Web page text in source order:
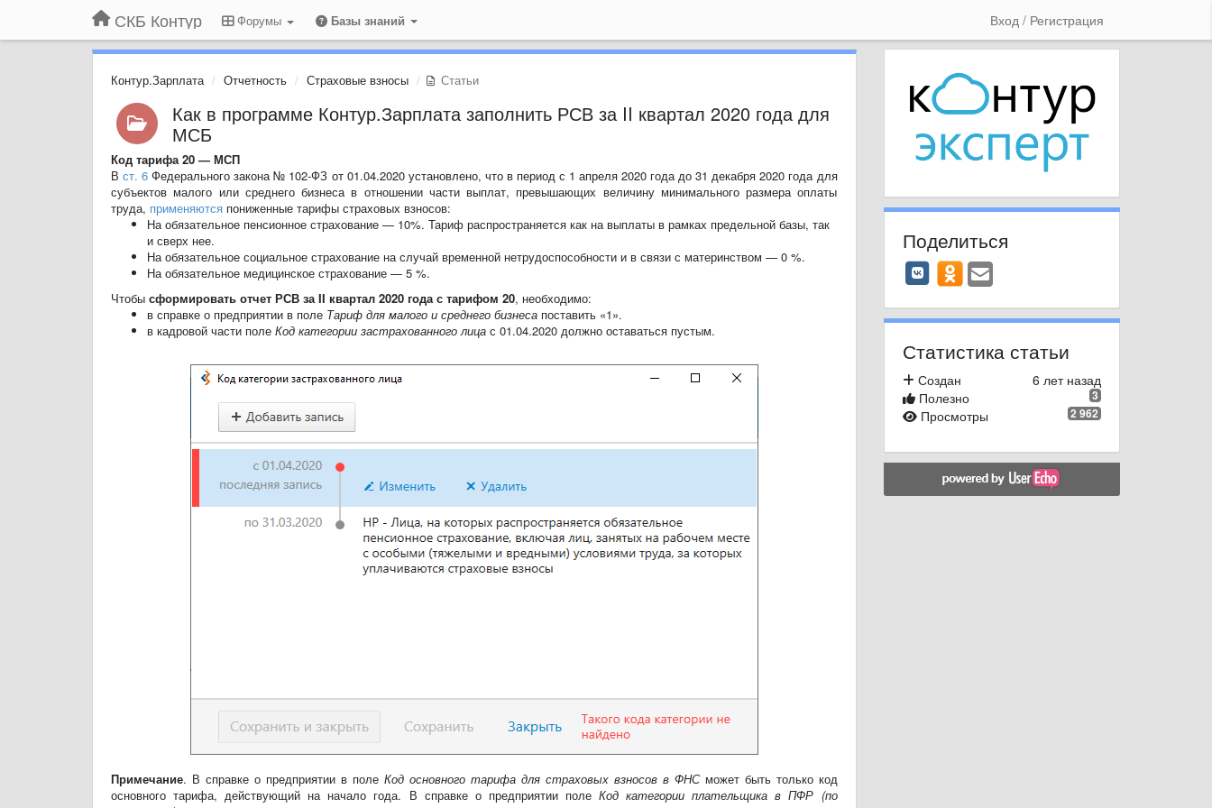
СКБ Контур Форумы Базы знаний Вход / Регистрация
Контур.Зарплата Отчетность Страховые взносы Статьи
Как в программе Контур.Зарплата заполнить РСВ за II квартал 2020 года для
МСБ
Код тарифа 20 — МСП
Вст. 6 Федерального закона № 102-ФЗ от 01.04.2020 установлено, что в период с 1 апреля 2020 года до 31 декабря 2020 года для
субъектов малого или среднего бизнеса в отношении части выплат, превышающих величину минимального размера оплаты
труда, применяются пониженные тарифы страховых взносов:
На обязательное пенсионное страхование — 10%. Тариф распространяется как на выплаты в рамках предельной базы, так
и сверх нее.
На обязательное социальное страхование на случай временной нетрудоспособности и в связи с материнством — 0 %.
На обязательное медицинское страхование — 5 %.
Чтобы сформировать отчет РСВ заII квартал 2020 года с тарифом 20, необходимо:
в справке о предприятии в поле Тариф для малого и среднего бизнеса поставить «1».
в кадровой части поле Код категории застрахованного лица с 01.04.2020 должно оставаться пустым.
Примечание. В справке о предприятии в поле Код основного тарифа для страховых взносов в ФНСможет быть только код
основного тарифа, действующий на начало года. В справке о предприятии полеКод категории плательщика в ПФР (по
Поделиться
Статистика статьи
6 лет назад
Создан
3
Полезно
2 962
Просмотры